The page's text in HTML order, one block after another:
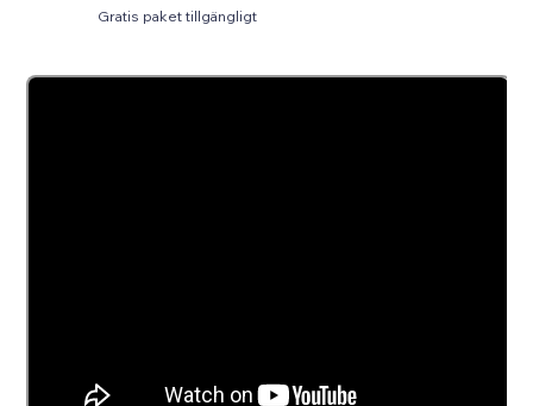
Gratis paket tillgängligt